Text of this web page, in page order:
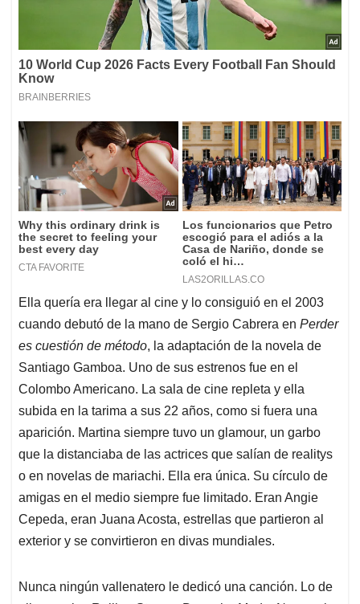
Ella quería era llegar al cine y lo consiguió en el 2003
cuando debutó de la mano de Sergio Cabrera en Perder
es cuestión de método, la adaptación de la novela de
Santiago Gamboa. Uno de sus estrenos fue en el
Colombo Americano. La sala de cine repleta y ella
subida en la tarima a sus 22 años, como si fuera una
aparición. Martina siempre tuvo un glamour, un garbo
que la distanciaba de las actrices que salían de realitys
o en novelas de mariachi. Ella era única. Su círculo de
amigas en el medio siempre fue limitado. Eran Angie
Cepeda, eran Juana Acosta, estrellas que partieron al
exterior y se convirtieron en divas mundiales.
Nunca ningún vallenatero le dedicó una canción. Lo de